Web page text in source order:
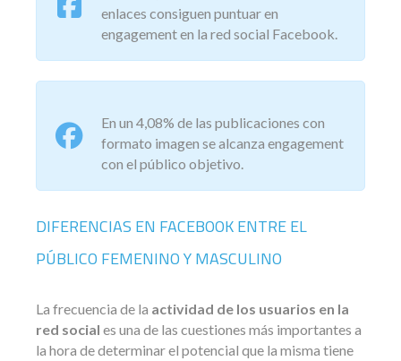
enlaces consiguen puntuar en
engagement en la red social Facebook.
En un 4,08% de las publicaciones con
formato imagen se alcanza engagement
con el público objetivo.
DIFERENCIAS EN FACEBOOK ENTRE EL
PÚBLICO FEMENINO Y MASCULINO
La frecuencia de la actividad de los usuarios en la
red social es una de las cuestiones más importantes a
la hora de determinar el potencial que la misma tiene